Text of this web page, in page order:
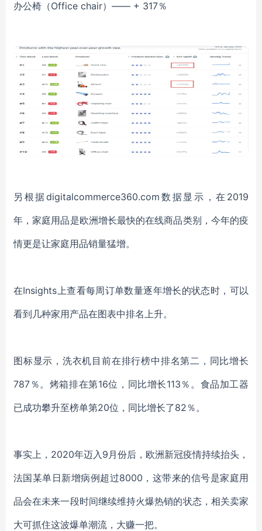
办公椅（Office chair）—— + 317％
另根据digitalcommerce360.com 数据显示，在 2019
年，家庭用品是欧洲增长最快的在线商品类别 ， 今年的疫
情更是让家庭用品销量猛增。
在Insights上查看每周订单数量逐年增长的状态时，可以
看到几种家用产品在图表中排名上升。
图标显示， 洗衣机目前在排行榜中排名第二，同比增长
787％。烤箱排在第16位，同比增长113％。食品加工器
已成功攀升至榜单第20位，同比增长了82％。
事实上， 2020年迈入9月份后，欧洲新冠疫情持续抬头，
法国某单日新增病例超过8000，这带来的信号是家庭用
品会在未来一段时间继续维持火爆热销的状态，相关卖家
大可抓住这波爆单潮流，大赚一把。